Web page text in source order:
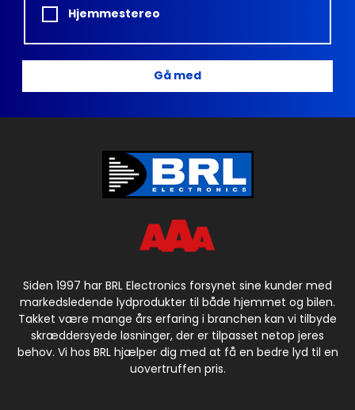
Hjemmestereo
Gå med
Siden 1997 har BRL Electronics forsynet sine kunder med
markedsledende lydprodukter til både hjemmet og bilen.
Takket være mange års erfaring i branchen kan vi tilbyde
skræddersyede løsninger, der er tilpasset netop jeres
behov. Vi hos BRL hjælper dig med at få en bedre lyd til en
uovertruffen pris.